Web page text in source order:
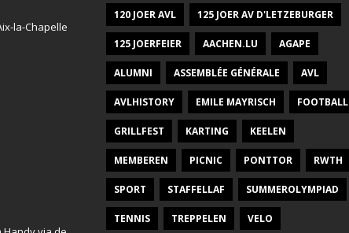
la-Chapelle
120 JOER AVL 125 JOER AV D'LETZEBURGER
125 JOERFEIER AACHEN.LU AGAPE
ALUMNI ASSEMBLÉE GÉNÉRALE AVL
AVLHISTORY EMILE MAYRISCH FOOTBALL
GRILLFEST KARTING KEELEN
MEMBEREN PICNIC PONTTOR RWTH
SPORT STAFFELLAF SUMMEROLYMPIAD
TENNIS TREPPELEN VELO